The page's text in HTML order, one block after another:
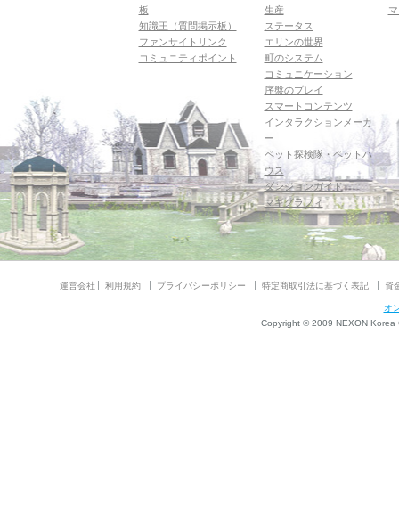
板
知識王（質問掲示板）
ファンサイトリンク
コミュニティポイント
生産
ステータス
エリンの世界
町のシステム
コミュニケーション
序盤のプレイ
スマートコンテンツ
インタラクションメーカ
ー
ペット探検隊・ペットハ
ウス
ダンジョンガイド
マギグラフィ
運営会社 利用規約 プライバシーポリシー 特定商取引法に基づく表記 資
オ
Copyright © 2009 NEXON Korea